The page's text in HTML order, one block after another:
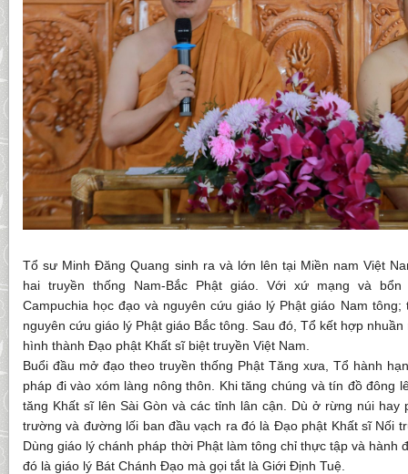
Tổ sư Minh Đăng Quang sinh ra và lớn lên tại Miền nam Việt
hai truyền thống Nam-Bắc Phật giáo. Với xứ mạng và
Campuchia học đạo và nguyên cứu giáo lý Phật giáo Nam
nguyên cứu giáo lý Phật giáo Bắc tông. Sau đó, Tổ kết hợp
hình thành Đạo phật Khất sĩ biệt truyền Việt Nam.
Buổi đầu mở đạo theo truyền thống Phật Tăng xưa, Tổ hành
pháp đi vào xóm làng nông thôn. Khi tăng chúng và tín đồ đông
tăng Khất sĩ lên Sài Gòn và các tỉnh lân cận. Dù ở rừng núi hay
trường và đường lối ban đầu vạch ra đó là Đạo phật Khất sĩ Nối
Dùng giáo lý chánh pháp thời Phật làm tông chỉ thực tập và hành
đó là giáo lý Bát Chánh Đạo mà gọi tắt là Giới Định Tuệ.